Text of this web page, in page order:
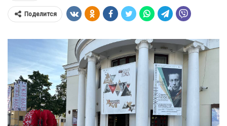
Поделится